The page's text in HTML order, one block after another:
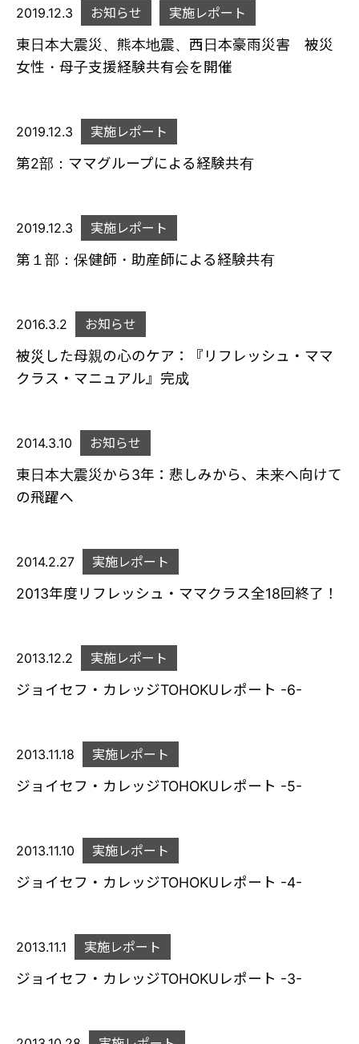
2019.12.3 お知らせ 実施レポート
東日本大震災、熊本地震、西日本豪雨災害 被災
女性・母子支援経験共有会を開催
2019.12.3 実施レポート
第2部：ママグループによる経験共有
2019.12.3 実施レポート
第１部：保健師・助産師による経験共有
2016.3.2 お知らせ
被災した母親の心のケア：『リフレッシュ・ママ
クラス・マニュアル』完成
2014.3.10 お知らせ
東日本大震災から3年：悲しみから、未来へ向けて
の飛躍へ
2014.2.27 実施レポート
2013年度リフレッシュ・ママクラス全18回終了！
2013.12.2 実施レポート
ジョイセフ・カレッジTOHOKUレポート -6-
2013.11.18 実施レポート
ジョイセフ・カレッジTOHOKUレポート -5-
2013.11.10 実施レポート
ジョイセフ・カレッジTOHOKUレポート -4-
2013.11.1 実施レポート
ジョイセフ・カレッジTOHOKUレポート -3-